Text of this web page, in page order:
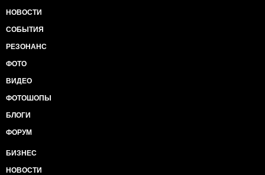
НОВОСТИ
СОБЫТИЯ
РЕЗОНАНС
ФОТО
ВИДЕО
ФОТОШОПЫ
БЛОГИ
ФОРУМ
БИЗНЕС
НОВОСТИ